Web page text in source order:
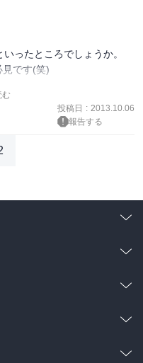
ったところでしょうか。
です(笑)
なパン、斬新なパンまで
む
投稿日 : 2013.10.06
報告する